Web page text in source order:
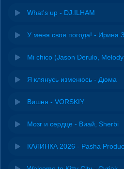
What's up - DJ.ILHAM
У меня своя погода! - Ирина
Я клянусь изменюсь - Дюма
Вишня - VORSKIY
Мозг и сердце - Виай, Sherbi
КАЛИНКА 2026 - Pasha